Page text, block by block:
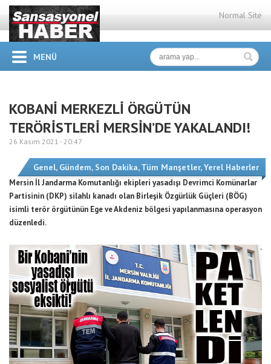
Normal Site
MENÜ
KOBANİ MERKEZLİ ÖRGÜTÜN
TERÖRİSTLERİ MERSİN’DE YAKALANDI!
26 Kasım 2021 -20:47
Genel, Gündem, Son Dakika,Tüm Manşetler,Yerel Haberler
Mersin İl Jandarma Komutanlığı ekipleri yasadışı Devrimci Komünarlar
Partisinin (DKP) silahlı kanadı olan Birleşik Özgürlük Güçleri (BÖG)
isimli terör örgütünün Ege ve Akdeniz bölgesi yapılanmasına operasyon
düzenledi.